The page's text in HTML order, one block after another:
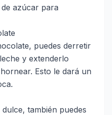
azúcar para
puedes derretir
y extenderlo
Esto le dará un
también puedes